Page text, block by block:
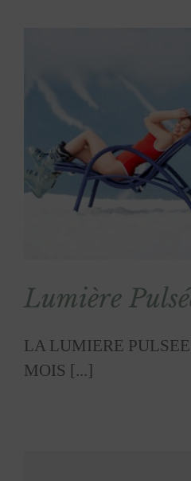
Lumière
LA LUMIERE
MOIS [...]